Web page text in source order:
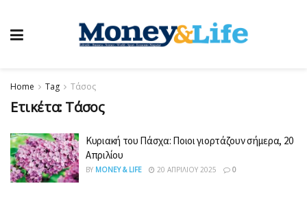
Home Tag Τάσος
Ετικέτα: Τάσος
Κυριακή του Πάσχα: Ποιοι γιορτάζουν σήμερα, 20
Απριλίου
BY MONEY & LIFE 20 ΑΠΡΙΛΊΟΥ 2025 0